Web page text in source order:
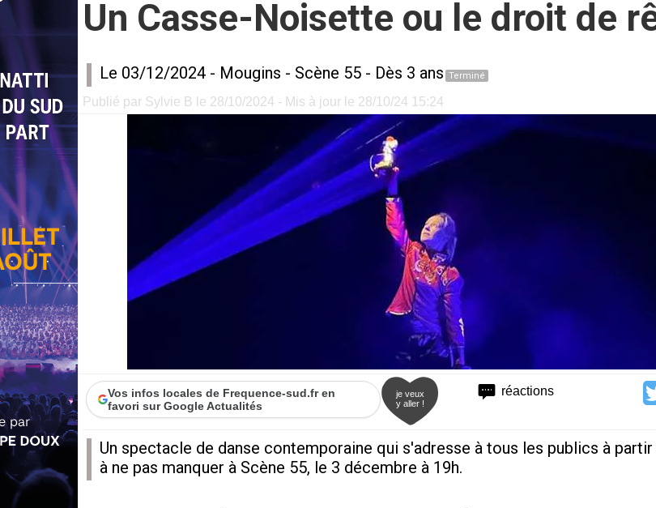
Un Casse-Noisette ou le droit de
Le 03/12/2024 - Mougins - Scène 55 - Dès 3 ans Terminé
Publié par Sylvie B le 28/10/2024 - Mis à jour le 28/10/24 15:24
réactions
Vos infos locales de Frequence-sud.fr en
favori sur Google Actualités
je veux
y aller !
Un spectacle de danse contemporaine qui s'adresse à tous les publics à partir
à ne pas manquer à Scène 55, le 3 décembre à 19h.